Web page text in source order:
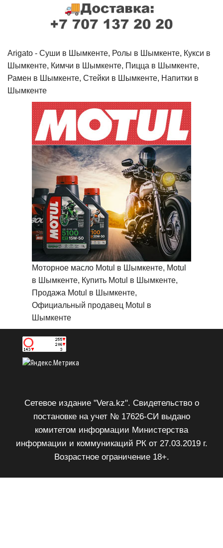
Arigato - Cуши в Шымкенте, Ролы в Шымкенте, Кукси в
Шымкенте, Кимчи в Шымкенте, Пицца в Шымкенте,
Рамен в Шымкенте, Стейки в Шымкенте, Напитки в
Шымкенте
Моторное масло Motul в Шымкенте, Motul
в Шымкенте, Купить Motul в Шымкенте,
Продажа Motul в Шымкенте,
Официальный продавец Motul в
Шымкенте
Сетевое издание "Vera.kz". Свидетельство о
постановке на учет № 17626-СИ выдано
комитетом информации Министерства
информации и коммуникаций РК от 27.03.2019 г.
Возрастное ограничение 18+.